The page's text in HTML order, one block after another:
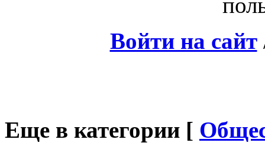
Войти на сайт
Еще в категории [